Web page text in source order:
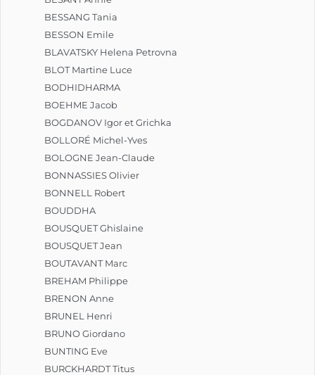
BESSANG Tania
BESSON Emile
BLAVATSKY Helena Petrovna
BLOT Martine Luce
BODHIDHARMA
BOEHME Jacob
BOGDANOV Igor et Grichka
BOLLORÉ Michel-Yves
BOLOGNE Jean-Claude
BONNASSIES Olivier
BONNELL Robert
BOUDDHA
BOUSQUET Ghislaine
BOUSQUET Jean
BOUTAVANT Marc
BREHAM Philippe
BRENON Anne
BRUNEL Henri
BRUNO Giordano
BUNTING Eve
BURCKHARDT Titus